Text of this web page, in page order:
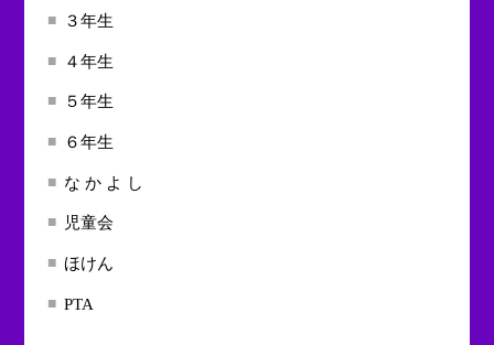
３年生
４年生
５年生
６年生
な か よ し
児童会
ほけん
PTA